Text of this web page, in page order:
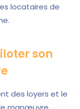
locataires de
son
des loyers et le